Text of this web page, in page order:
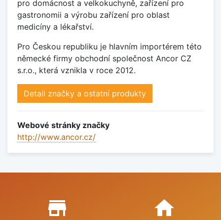
pro domácnost a velkokuchyně, zařízení pro
gastronomii a výrobu zařízení pro oblast
medicíny a lékařství.
Pro Českou republiku je hlavním importérem této
německé firmy obchodní společnost Ancor CZ
s.r.o., která vznikla v roce 2012.
Detail značky a ostatní produkty
Webové stránky značky
http://www.ancor.cz/
Proč nakupovat u nás?
store_mall_directory home